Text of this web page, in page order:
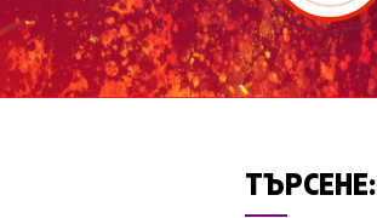
ТЪРСЕНЕ: